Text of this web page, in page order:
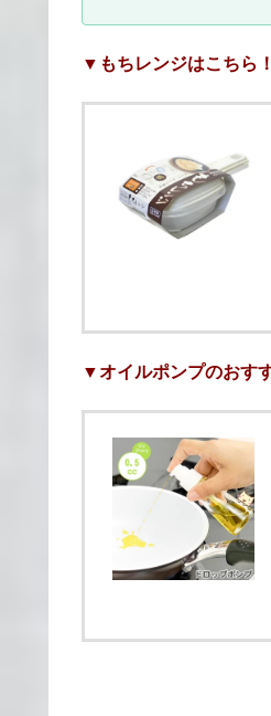
▼もちレンジはこちら！
▼オイルポンプのおす